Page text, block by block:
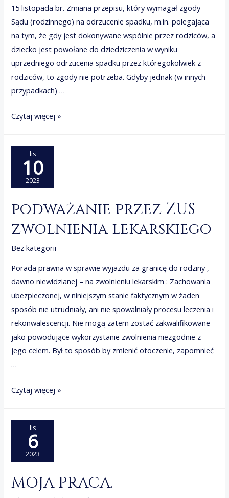
15 listopada br. Zmiana przepisu, który wymagał zgody
Sądu (rodzinnego) na odrzucenie spadku, m.in. polegająca
na tym, że gdy jest dokonywane wspólnie przez rodziców, a
dziecko jest powołane do dziedziczenia w wyniku
uprzedniego odrzucenia spadku przez któregokolwiek z
rodziców, to zgody nie potrzeba. Gdyby jednak (w innych
przypadkach) …
dziedziczenie
Czytaj więcej »
lis
10
2023
podważanie przez ZUS
zwolnienia lekarskiego
Bez kategorii
Porada prawna w sprawie wyjazdu za granicę do rodziny ,
dawno niewidzianej – na zwolnieniu lekarskim : Zachowania
ubezpieczonej, w niniejszym stanie faktycznym w żaden
sposób nie utrudniały, ani nie spowalniały procesu leczenia i
rekonwalescencji. Nie mogą zatem zostać zakwalifikowane
jako powodujące wykorzystanie zwolnienia niezgodnie z
jego celem. Był to sposób by zmienić otoczenie, zapomnieć
…
podważanie
zwolnienia
lekarskiego
Czytaj więcej »
lis
6
2023
MOJA PRACA.